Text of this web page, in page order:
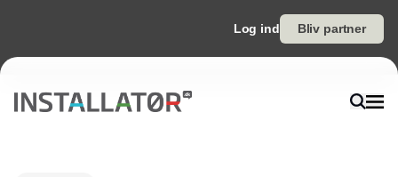
Log ind Bliv partner